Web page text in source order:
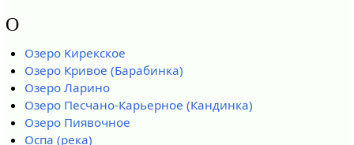
О
Озеро Кирекское
Озеро Кривое (Барабинка)
Озеро Ларино
Озеро Песчано-Карьерное (Кандинка)
Озеро Пиявочное
Оспа (река)